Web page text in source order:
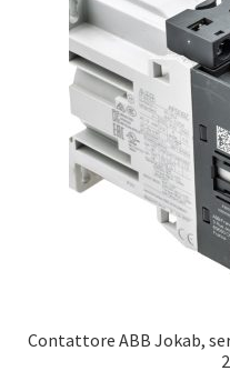
Contattore ABB Jokab,